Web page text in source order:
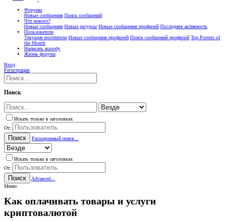
Форумы
Новые сообщения Поиск сообщений
Что нового?
Новые сообщения Новые ресурсы Новые сообщения профилей Последняя активность
Пользователи
Текущие посетители Новые сообщения профилей Поиск сообщений профилей Top Posters of
the Month
Написать жалобу
Жизнь форума
Вход
Регистрация
Поиск
Искать только в заголовках
От:
Поиск Расширенный поиск...
Искать только в заголовках
От:
Поиск
Advanced...
Меню
Как оплачивать товары и услуги
криптовалютой